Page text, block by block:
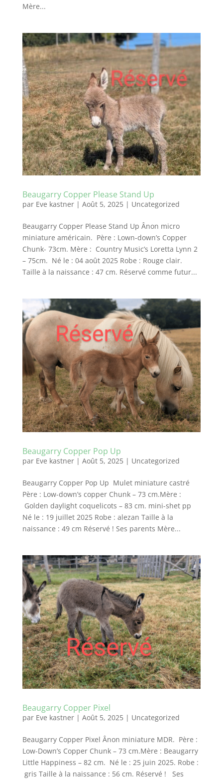
Mère...
Beaugarry Copper Please Stand Up
par Eve kastner| Août 5, 2025| Uncategorized
Beaugarry Copper Please Stand Up Ânon micro
miniature américain. Père : Lown-down’s Copper
Chunk- 73cm. Mère : Country Music’s Loretta Lynn 2
– 75cm. Né le : 04 août 2025 Robe : Rouge clair.
Taille à la naissance : 47 cm. Réservé comme futur...
Beaugarry Copper Pop Up
par Eve kastner| Août 5, 2025| Uncategorized
Beaugarry Copper Pop Up Mulet miniature castré
Père : Low-down’s copper Chunk – 73 cm.Mère :
Golden daylight coquelicots – 83 cm. mini-shet pp
Né le : 19 juillet 2025 Robe : alezan Taille à la
naissance : 49 cm Réservé ! Ses parents Mère...
Beaugarry Copper Pixel
par Eve kastner| Août 5, 2025| Uncategorized
Beaugarry Copper Pixel Ânon miniature MDR. Père :
Low-Down’s Copper Chunk – 73 cm.Mère : Beaugarry
Little Happiness – 82 cm. Né le : 25 juin 2025. Robe :
gris Taille à la naissance : 56 cm. Réservé ! Ses